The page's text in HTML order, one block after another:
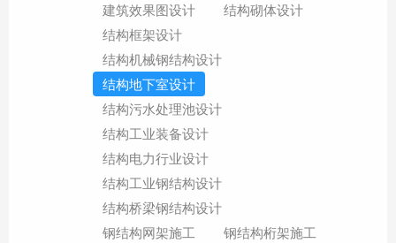
建筑效果图设计
结构砌体设计
结构框架设计
结构机械钢结构设计
结构地下室设计
结构污水处理池设计
结构工业装备设计
结构电力行业设计
结构工业钢结构设计
结构桥梁钢结构设计
钢结构网架施工
钢结构桁架施工